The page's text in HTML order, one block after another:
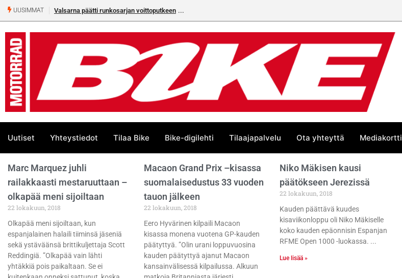
UUSIMMAT Valsarna päätti runkosarjan voittoputkeen
Uutiset Yhteystiedot Tilaa Bike Bike-digilehti Tilaajapalvelu Ota yhteyttä Mediakortti
Marc Marquez juhli
railakkaasti mestaruuttaan –
olkapää meni sijoiltaan
22 lokakuun, 2018
Olkapää meni sijoiltaan, kun
espanjalainen halaili tiiminsä jäseniä
sekä ystäväänsä brittikuljettaja Scott
Reddingiä. ”Olkapää vain lähti
yhtäkkiä pois paikaltaan. Se ei
Macaon Grand Prix –kisassa
suomalaisedustus 33 vuoden
tauon jälkeen
22 lokakuun, 2018
Eero Hyvärinen kilpaili Macaon
kisassa monena vuotena GP-kauden
päätyttyä. ”Olin urani loppuvuosina
kauden päätyttyä ajanut Macaon
kansainvälisessä kilpailussa. Alkuun
Niko Mäkisen kausi
päätökseen Jerezissä
22 lokakuun, 2018
Kauden päättävä kuudes
kisaviikonloppu oli Niko Mäkiselle
koko kauden epäonnisin Espanjan
RFME Open 1000 -luokassa.
Lue lisää »